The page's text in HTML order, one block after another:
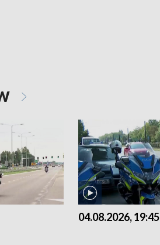
04.08.2026, 19:45